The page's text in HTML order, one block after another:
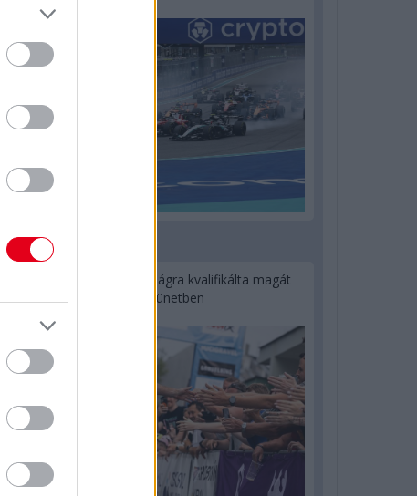
1 napja
Kerékpáros világbajnokságra kvalifikálta magát
Bottas az F1-es nyári szünetben